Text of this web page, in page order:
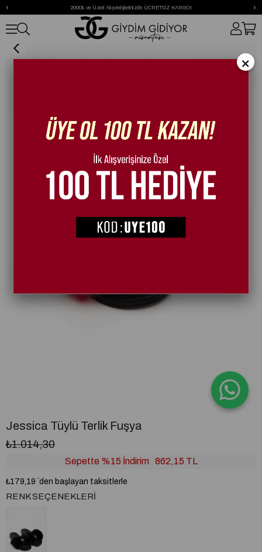
2000₺ ve Üzeri Alışverişlerinizde ÜCRETSİZ KARGO!
‹ ›
Jessica Tüylü Terlik Fuşya
Jessica Tüylü Terlik Fuşya
₺1.014,30
Sepette %15 İndirim 862,15 TL
₺179,19 `den başlayan taksitlerle
RENK SEÇENEKLERI
×